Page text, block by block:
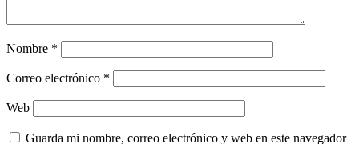
Nombre *
Correo electrónico *
Web
Guarda mi nombre, correo electrónico y web en este navegador